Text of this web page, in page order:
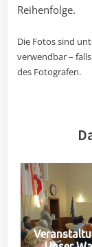
Reihenfolge.
Die Fotos sind
verwendbar –
des Fotografen.